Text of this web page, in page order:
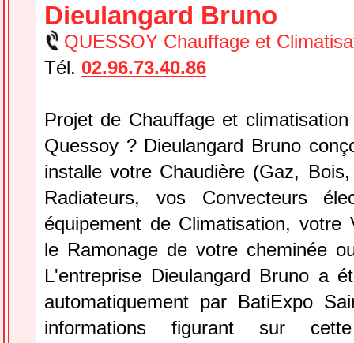
Dieulangard Bruno
QUESSOY Chauffage et
Tél. 02.96.73.40.86
Projet de Chauffage et
Quessoy ? Dieulangard Bruno
installe votre Chaudière (Gaz,
Radiateurs, vos Convecteurs
équipement de Climatisation, votre
le Ramonage de votre cheminée
L'entreprise Dieulangard Bruno a
automatiquement par BatiExpo
informations figurant sur